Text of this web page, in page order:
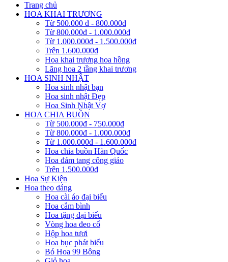
Trang chủ
HOA KHAI TRƯƠNG
Từ 500.000 đ - 800.000đ
Từ 800.000đ - 1.000.000đ
Từ 1.000.000đ - 1.500.000đ
Trên 1.600.000đ
Hoa khai trương hoa hồng
Lãng hoa 2 tầng khai trương
HOA SINH NHẬT
Hoa sinh nhật bạn
Hoa sinh nhật Đẹp
Hoa Sinh Nhật Vợ
HOA CHIA BUỒN
Từ 500.000đ - 750.000đ
Từ 800.000đ - 1.000.000đ
Từ 1.000.000đ - 1.600.000đ
Hoa chia buồn Hàn Quốc
Hoa đám tang công giáo
Trên 1.500.000đ
Hoa Sự Kiện
Hoa theo dáng
Hoa cài áo đại biểu
Hoa cắm bình
Hoa tặng đại biểu
Vòng hoa đeo cổ
Hộp hoa tươi
Hoa bục phát biểu
Bó Hoa 99 Bông